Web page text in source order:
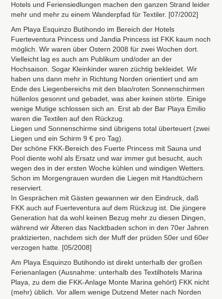
Hotels und Feriensiedlungen machen den ganzen Strand leider
mehr und mehr zu einem Wanderpfad für Textiler. [07/2002]
Am Playa Esquinzo Butihondo im Bereich der Hotels
Fuerteventura Princess und Jandia Princess ist FKK kaum noch
möglich. Wir waren über Ostern 2008 für zwei Wochen dort.
Vielleicht lag es auch am Publikum und/oder an der
Hochsaison. Sogar Kleinkinder waren züchtig bekleidet. Wir
haben uns dann mehr in Richtung Norden orientiert und am
Ende des Liegenbereichs mit den blao/roten Sonnenschirmen
hüllenlos gesonnt und gebadet, was aber keinen störte. Einige
wenige Mutige schlossen sich an. Erst ab der Bar Playa Emilio
waren die Textilen auf den Rückzug.
Liegen und Sonnenschirme sind übrigens total überteuert (zwei
Liegen und ein Schirm 9 € pro Tag).
Der schöne FKK-Bereich des Fuerte Princess mit Sauna und
Pool diente wohl als Ersatz und war immer gut besucht, auch
wegen des in der ersten Woche kühlen und windigen Wetters.
Schon im Morgengrauen wurden die Liegen mit Handtüchern
reserviert.
In Gesprächen mit Gästen gewannen wir den Eindruck, daß
FKK auch auf Fuerteventura auf dem Rückzug ist. Die jüngere
Generation hat da wohl keinen Bezug mehr zu diesen Dingen,
während wir Älteren das Nacktbaden schon in den 70er Jahren
praktizierten, nachdem sich der Muff der prüden 50er und 60er
verzogen hatte. [05/2008]
Am Playa Esquinzo Butihondo ist direkt unterhalb der großen
Ferienanlagen (Ausnahme: unterhalb des Textilhotels Marina
Playa, zu dem die FKK-Anlage Monte Marina gehört) FKK nicht
(mehr) üblich. Vor allem wenige Dutzend Meter nach Norden